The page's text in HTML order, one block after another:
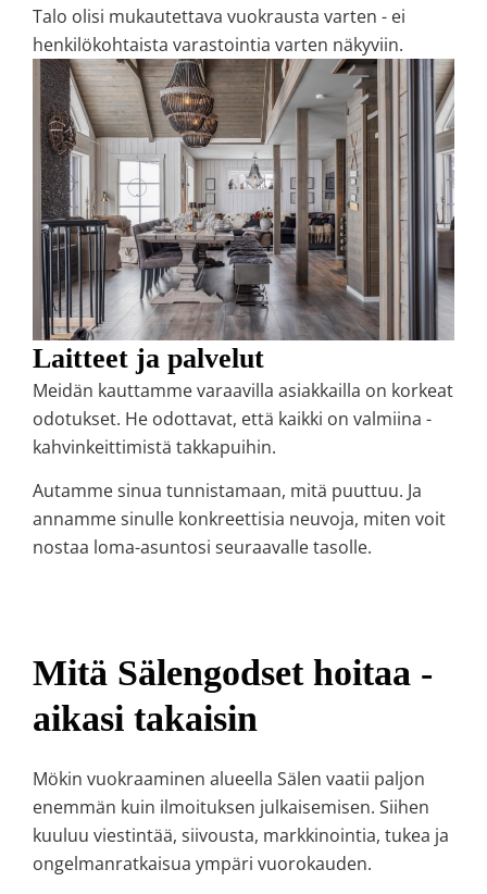
Talo olisi mukautettava vuokrausta varten - ei
henkilökohtaista varastointia varten näkyviin.
Laitteet ja palvelut
Meidän kauttamme varaavilla asiakkailla on korkeat
odotukset. He odottavat, että kaikki on valmiina -
kahvinkeittimistä takkapuihin.
Autamme sinua tunnistamaan, mitä puuttuu. Ja
annamme sinulle konkreettisia neuvoja, miten voit
nostaa loma-asuntosi seuraavalle tasolle.
Mitä Sälengodset hoitaa -
aikasi takaisin
Mökin vuokraaminen alueella Sälen vaatii paljon
enemmän kuin ilmoituksen julkaisemisen. Siihen
kuuluu viestintää, siivousta, markkinointia, tukea ja
ongelmanratkaisua ympäri vuorokauden.